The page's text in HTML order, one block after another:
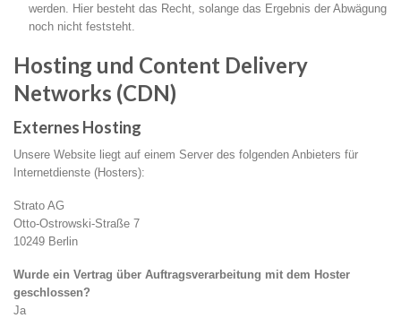
werden. Hier besteht das Recht, solange das Ergebnis der Abwägung
noch nicht feststeht.
Hosting und Content Delivery
Networks (CDN)
Externes Hosting
Unsere Website liegt auf einem Server des folgenden Anbieters für
Internetdienste (Hosters):
Strato AG
Otto-Ostrowski-Straße 7
10249 Berlin
Wurde ein Vertrag über Auftragsverarbeitung mit dem Hoster
geschlossen?
Ja